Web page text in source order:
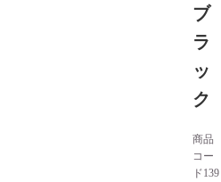
ブ
ラ
ッ
ク
商品
コー
ド139